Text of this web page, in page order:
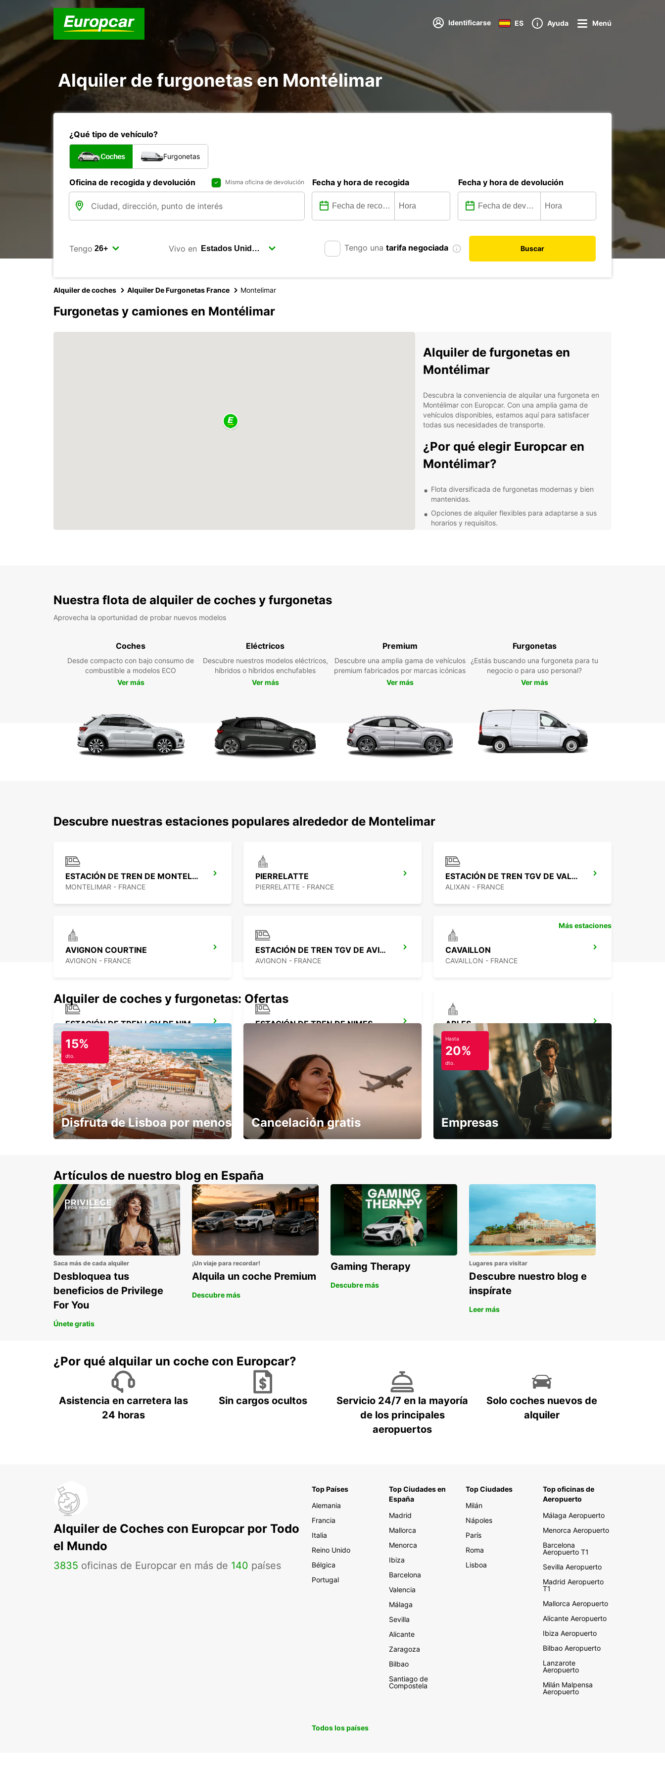
Identificarse ES Ayuda Menú
Alquiler de furgonetas en Montélimar
¿Qué tipo de vehículo?
Coches Furgonetas
Oficina de recogida y devolución Misma oficina de devolución Fecha y hora de recogida Fecha y hora de devolución
Tengo Vivo en Tengo una tarifa negociada Buscar
Alquiler de coches Alquiler De Furgonetas France Montelimar
Furgonetas y camiones en Montélimar
Alquiler de furgonetas en
Montélimar
Descubra la conveniencia de alquilar una furgoneta en
Montélimar con Europcar. Con una amplia gama de
vehículos disponibles, estamos aquí para satisfacer
todas sus necesidades de transporte.
¿Por qué elegir Europcar en
Montélimar?
Flota diversificada de furgonetas modernas y bien
mantenidas.
Opciones de alquiler flexibles para adaptarse a sus
horarios y requisitos.
ofrecer. Desde recorridos por la ciudad hasta
escapadas de fin de semana, estamos aquí para hacer
que su viaje sea inolvidable.
Montélimar hoy mismo
No pierda la oportunidad de disfrutar de la flexibilidad
y conveniencia de alquilar una furgoneta en Montélimar
con Europcar. Reserve en línea o visite nuestra agencia
Nuestra flota de alquiler de coches y furgonetas
Aprovecha la oportunidad de probar nuevos modelos
Coches
Desde compacto con bajo consumo de
combustible a modelos ECO
Ver más
Eléctricos
Descubre nuestros modelos eléctricos,
híbridos o híbridos enchufables
Ver más
Premium
Descubre una amplia gama de vehículos
premium fabricados por marcas icónicas
Ver más
Furgonetas
¿Estás buscando una furgoneta para tu
negocio o para uso personal?
Ver más
Descubre nuestras estaciones populares alrededor de Montelimar
ESTACIÓN DE TREN DE MONTELIMAR
MONTELIMAR - FRANCE
PIERRELATTE
PIERRELATTE - FRANCE
ESTACIÓN DE TREN TGV DE VALENCE
ALIXAN - FRANCE
AVIGNON COURTINE
AVIGNON - FRANCE
ESTACIÓN DE TREN TGV DE AVIGNON
AVIGNON - FRANCE
CAVAILLON
CAVAILLON - FRANCE
ESTACIÓN DE TREN LGV DE NIMES PONT DU GARD
MANDUEL - FRANCE
ESTACIÓN DE TREN DE NIMES ARLES
ARLES - FRANCE
GRENOBLE ECHIROLLES
ECHIROLLES - FRANCE
Más estaciones
Alquiler de coches y furgonetas: Ofertas
15%
dto.
Disfruta de Lisboa por menos Cancelación gratis
Hasta
20%
dto.
Empresas
Artículos de nuestro blog en España
Saca más de cada alquiler
Desbloquea tus
beneficios de Privilege
For You
Únete gratis
¡Un viaje para recordar!
Alquila un coche Premium
Descubre más
Gaming Therapy
Descubre más
Lugares para visitar
Descubre nuestro blog e
inspírate
Leer más
¿Por qué alquilar un coche con Europcar?
Asistencia en carretera las
24 horas
Sin cargos ocultos
Servicio 24/7 en la mayoría
de los principales
aeropuertos
Solo coches nuevos de
alquiler
Alquiler de Coches con Europcar por Todo
el Mundo
3835 oficinas de Europcar en más de 140 países
Top Países
Alemania
Francia
Italia
Reino Unido
Bélgica
Portugal
Top Ciudades en
España
Madrid
Mallorca
Menorca
Ibiza
Barcelona
Valencia
Málaga
Sevilla
Alicante
Zaragoza
Bilbao
Santiago de
Compostela
Top Ciudades
Milán
Nápoles
París
Roma
Lisboa
Top oficinas de
Aeropuerto
Málaga Aeropuerto
Menorca Aeropuerto
Barcelona
Aeropuerto T1
Sevilla Aeropuerto
Madrid Aeropuerto
T1
Mallorca Aeropuerto
Alicante Aeropuerto
Ibiza Aeropuerto
Bilbao Aeropuerto
Lanzarote
Aeropuerto
Milán Malpensa
Aeropuerto
Todos los países